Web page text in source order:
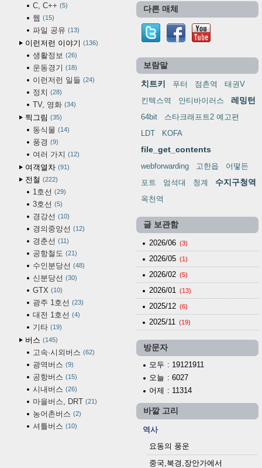
C, C++ 5
웹 15
파일 공유 13
이런저런 이야기 136
생활정보 26
운동경기 18
이런저런 일들 24
정치 28
TV, 영화 34
찍그림 35
동식물 14
풍경 9
여러 가지 12
여객열차 91
전철 222
1호선 29
3호선 5
경강선 10
경의중앙선 12
경춘선 11
공항철도 21
수인분당선 48
신분당선 30
GTX 10
광주 1호선 23
대전 1호선 4
기타 19
버스 145
고속·시외버스 62
광역버스 9
공항버스 15
시내버스 26
마을버스, DRT 21
농어촌버스 2
셔틀버스 10
다른 매체
보람말
치트키 푸터 점촌역
태권V
킨텍스역
안티바이러스 레밍턴
64bit
스타크래프트2 예고편
LDT
KOFA
file_get_contents
webforwarding 고한읍
어떻든
포트
엄석대 청계 수지구청역
옥천역
글 보관함
2026/06 (3)
2026/05 (1)
2026/02 (5)
2026/01 (13)
2025/12 (6)
2025/11 (19)
방문자
모두 : 19121911
오늘 : 6027
어제 : 11314
바깥 고리
역사
요동의 풍운
중국,북경,장안가에서